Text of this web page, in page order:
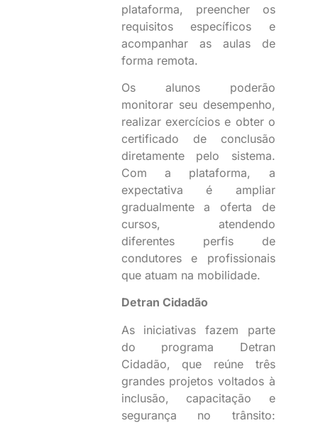
plataforma, preencher os
requisitos específicos e
acompanhar as aulas de
forma remota.
Os alunos poderão
monitorar seu desempenho,
realizar exercícios e obter o
certificado de conclusão
diretamente pelo sistema.
Com a plataforma, a
expectativa é ampliar
gradualmente a oferta de
cursos, atendendo
diferentes perfis de
condutores e profissionais
que atuam na mobilidade.
Detran Cidadão
As iniciativas fazem parte
do programa Detran
Cidadão, que reúne três
grandes projetos voltados à
inclusão, capacitação e
segurança no trânsito: